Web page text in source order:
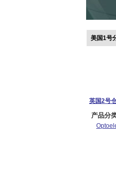
美国1号
英国2号
产品分